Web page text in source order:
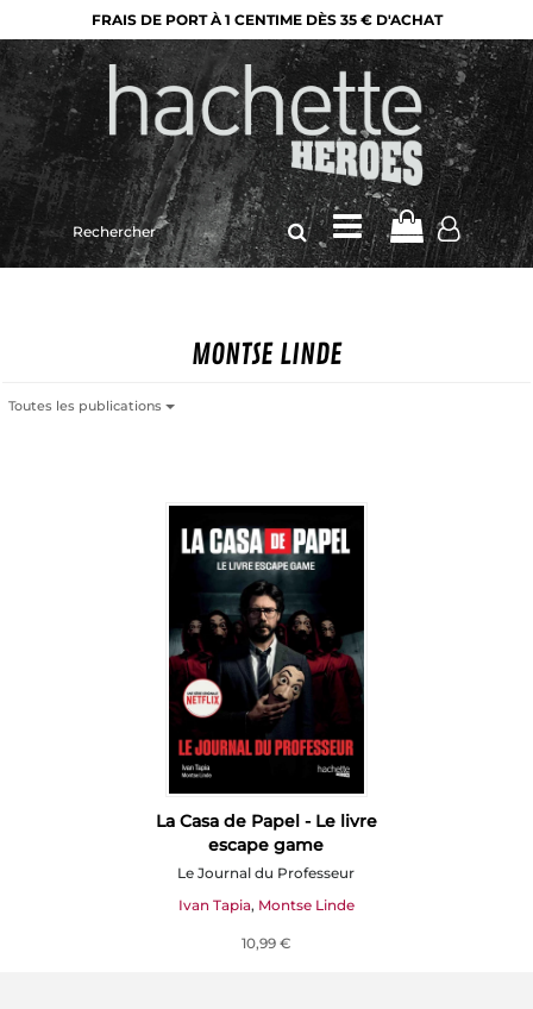
FRAIS DE PORT À 1 CENTIME DÈS 35 € D'ACHAT
Rechercher
sur
le
MONTSE LINDE
Toutes les publications
La Casa de Papel - Le livre
escape game
Le Journal du Professeur
Ivan Tapia, Montse Linde
10,99 €